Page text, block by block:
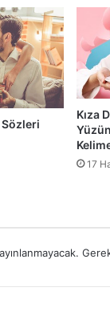
Kıza
17